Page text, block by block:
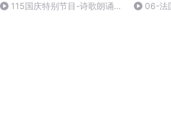
115国庆特别节目-诗歌朗诵-
06-法